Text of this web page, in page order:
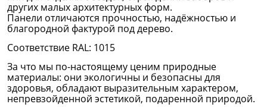
других малых архитектурных форм.
Панели отличаются прочностью, надёжностью и
благородной фактурой под дерево.
Соответствие RAL: 1015
За что мы по-настоящему ценим природные
материалы: они экологичны и безопасны для
здоровья, обладают выразительным характером,
непревзойденной эстетикой, подаренной природой.